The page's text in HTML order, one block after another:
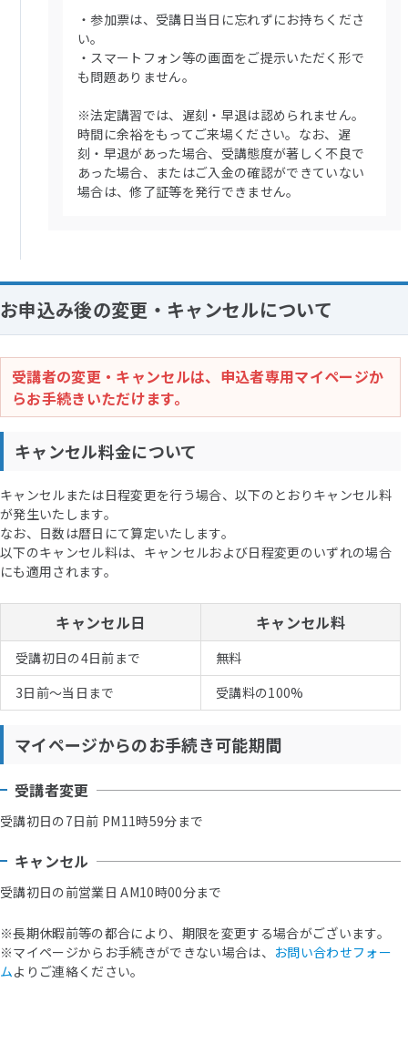
・参加票は、受講日当日に忘れずにお持ちくださ
い。
・スマートフォン等の画面をご提示いただく形で
も問題ありません。
※法定講習では、遅刻・早退は認められません。
時間に余裕をもってご来場ください。なお、遅
刻・早退があった場合、受講態度が著しく不良で
あった場合、またはご入金の確認ができていない
場合は、修了証等を発行できません。
お申込み後の変更・キャンセルについて
受講者の変更・キャンセルは、申込者専用マイページか
らお手続きいただけます。
キャンセル料金について
キャンセルまたは日程変更を行う場合、以下のとおりキャンセル料
が発生いたします。
なお、日数は暦日にて算定いたします。
以下のキャンセル料は、キャンセルおよび日程変更のいずれの場合
にも適用されます。
キャンセル日 キャンセル料
受講初日の4日前まで
無料
3日前〜当日まで
受講料の100%
マイページからのお手続き可能期間
受講者変更
受講初日の7日前 PM11時59分まで
キャンセル
受講初日の前営業日 AM10時00分まで
※長期休暇前等の都合により、期限を変更する場合がございます。
※マイページからお手続きができない場合は、 お問い合わせフォー
ムよりご連絡ください。